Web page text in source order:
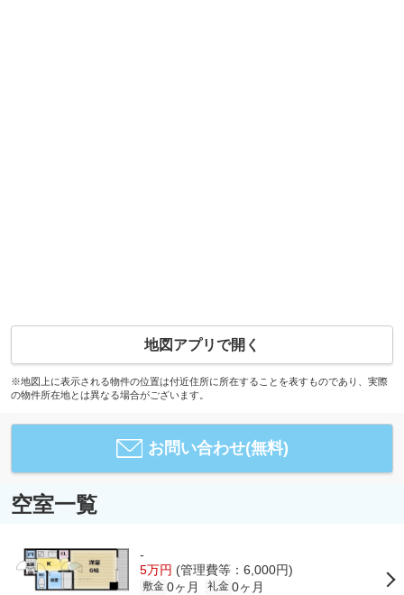
地図アプリで開く
※地図上に表示される物件の位置は付近住所に所在することを表すものであり、実際
の物件所在地とは異なる場合がございます。
お問い合わせ(無料)
空室一覧
-
5万円 (管理費等：6,000円)
敷金 0ヶ月 礼金 0ヶ月